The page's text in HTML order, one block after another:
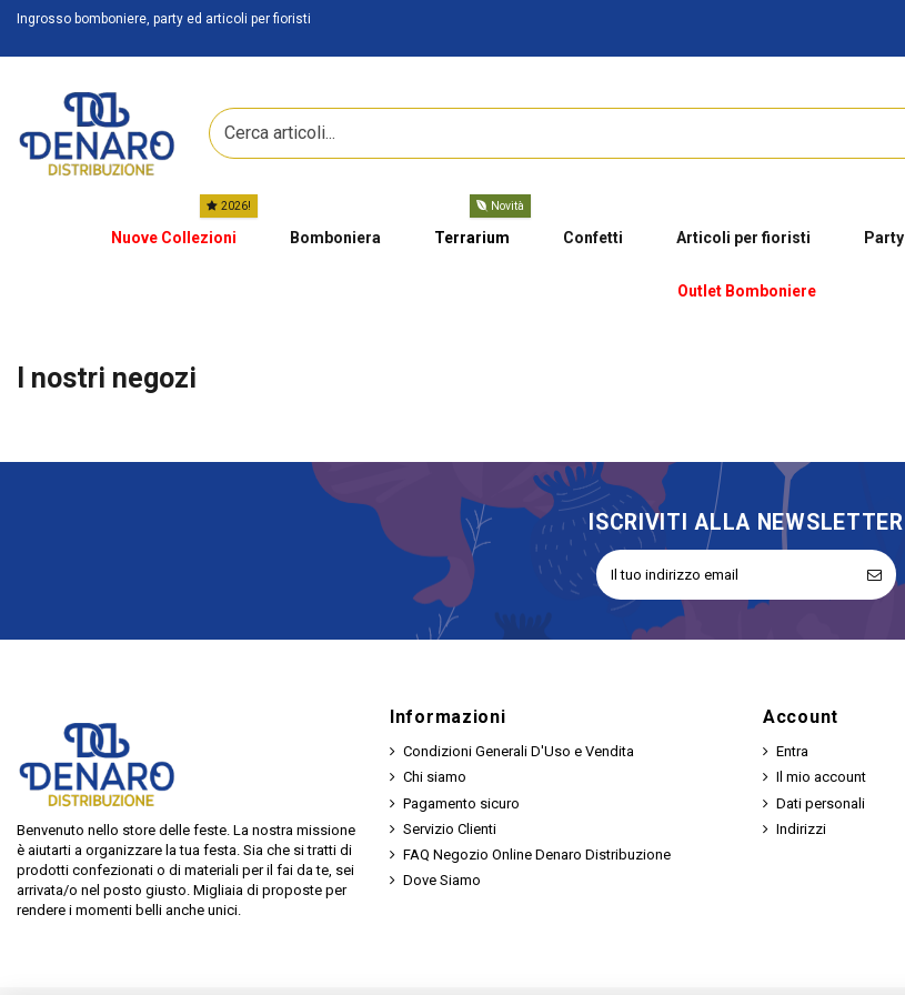
Ingrosso bomboniere, party ed articoli per fioristi
Nuove Collezioni
2026!
Bomboniera Terrarium
Novità
Confetti Articoli per fioristi Party
Outlet Bomboniere
I nostri negozi
ISCRIVITI ALLA NEWSLETTER
Benvenuto nello store delle feste. La nostra missione
è aiutarti a organizzare la tua festa. Sia che si tratti di
prodotti confezionati o di materiali per il fai da te, sei
arrivata/o nel posto giusto. Migliaia di proposte per
rendere i momenti belli anche unici.
Informazioni
Condizioni Generali D'Uso e Vendita
Chi siamo
Pagamento sicuro
Servizio Clienti
FAQ Negozio Online Denaro Distribuzione
Dove Siamo
Account
Entra
Il mio account
Dati personali
Indirizzi